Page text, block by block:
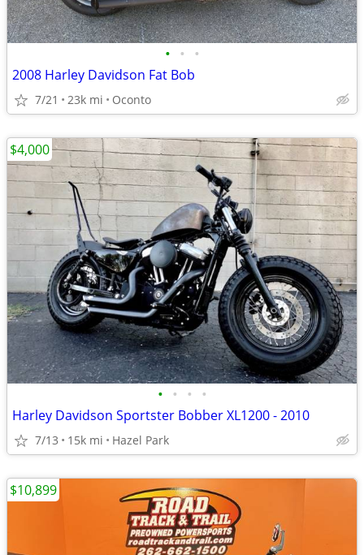
• • •
2008 Harley Davidson Fat Bob
7/21 23k mi Oconto
• • • •
Harley Davidson Sportster Bobber XL1200 - 2010
7/13 15k mi Hazel Park
$4,000
$10,899